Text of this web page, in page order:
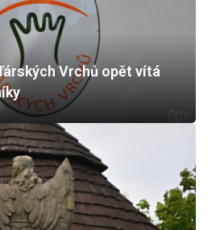
Vrchů opět vítá